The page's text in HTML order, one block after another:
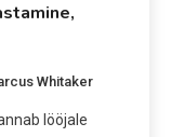
Whitaker
lööjale